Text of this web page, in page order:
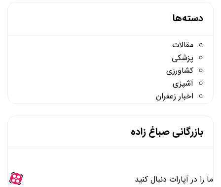
دسته‌ها
مقالات
پزشکی
کشاورزی
آشپزی
اخبار زعفران
بازرگانی صباغ زاده
ما را در آپارات دنبال کنید